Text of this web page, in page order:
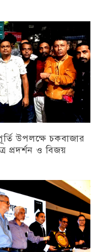
উপলক্ষে চকবাজার
প্রদর্শন ও বিজয়